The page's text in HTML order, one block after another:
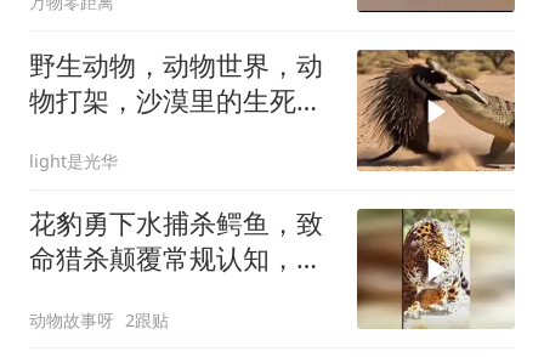
野生动物，动物世界，动
物打架，沙漠里的生死较
light是光华
花豹勇下水捕杀鳄鱼，致
命猎杀颠覆常规认知，草
动物故事呀 2跟贴